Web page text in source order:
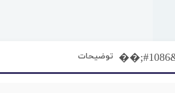
توضیحات